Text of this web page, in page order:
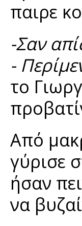
παιρε
-Σαν
-
το
Από
γύρισε
ήσαν
να